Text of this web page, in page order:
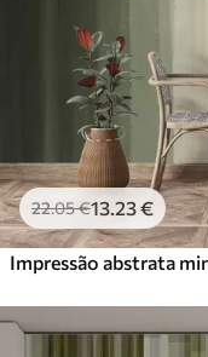
22.05€13.23€